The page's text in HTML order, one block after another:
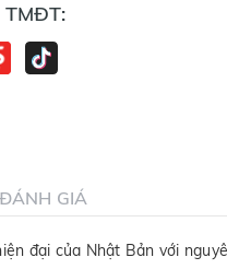
ĐÁNH GIÁ
đại của Nhật Bản với